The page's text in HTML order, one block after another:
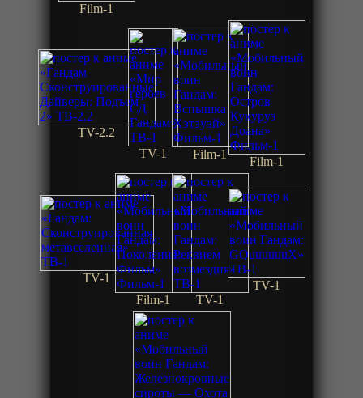
Film-1
TV-2.2
TV-1
Film-1
Film-1
TV-1
Film-1
TV-1
TV-1